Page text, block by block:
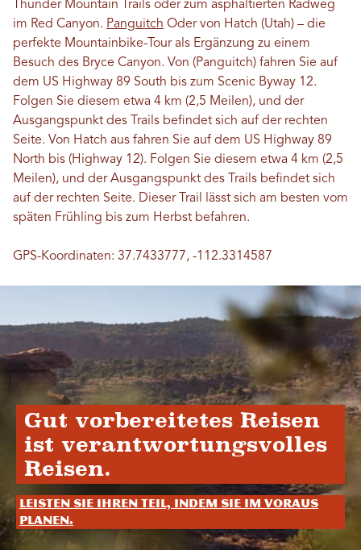
Thunder Mountain Trails oder zum asphaltierten Radweg
im Red Canyon. Panguitch Oder von Hatch (Utah) – die
perfekte Mountainbike-Tour als Ergänzung zu einem
Besuch des Bryce Canyon. Von (Panguitch) fahren Sie auf
dem US Highway 89 South bis zum Scenic Byway 12.
Folgen Sie diesem etwa 4 km (2,5 Meilen), und der
Ausgangspunkt des Trails befindet sich auf der rechten
Seite. Von Hatch aus fahren Sie auf dem US Highway 89
North bis (Highway 12). Folgen Sie diesem etwa 4 km (2,5
Meilen), und der Ausgangspunkt des Trails befindet sich
auf der rechten Seite. Dieser Trail lässt sich am besten vom
späten Frühling bis zum Herbst befahren.
GPS-Koordinaten: 37.7433777, -112.3314587
Gut vorbereitetes Reisen
ist verantwortungsvolles
Reisen.
Leisten Sie Ihren Teil, indem Sie im Voraus
planen.